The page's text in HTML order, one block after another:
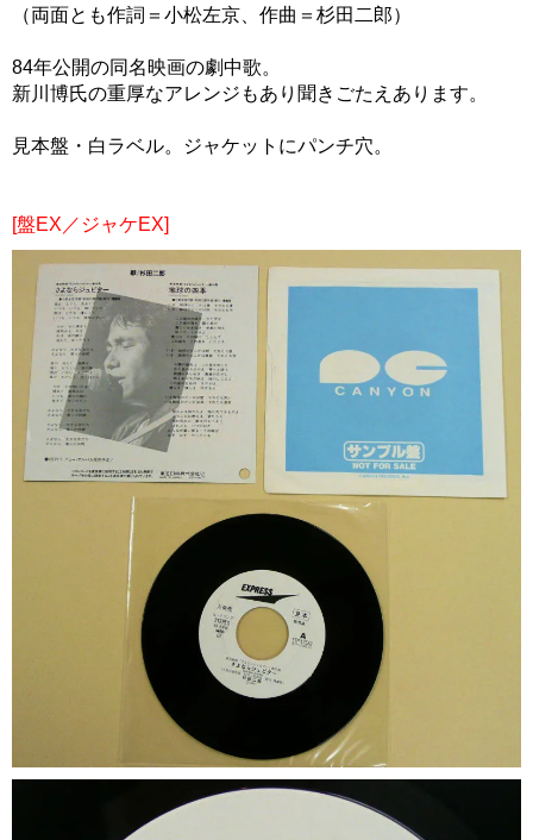
（両面とも作詞＝小松左京、作曲＝杉田二郎）
84年公開の同名映画の劇中歌。
新川博氏の重厚なアレンジもあり聞きごたえあります。
見本盤・白ラベル。ジャケットにパンチ穴。
[盤EX／ジャケEX]